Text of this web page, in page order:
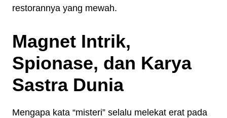
restorannya yang mewah.
Magnet Intrik,
Spionase, dan Karya
Sastra Dunia
Mengapa kata “misteri” selalu melekat erat pada